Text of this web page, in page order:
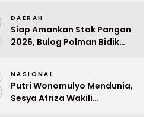
DAERAH
Siap Amankan Stok Pangan
2026, Bulog Polman Bidik
NASIONAL
Putri Wonomulyo Mendunia,
Sesya Afriza Wakili